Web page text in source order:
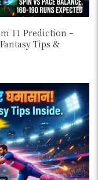
11 Prediction –
Tips &